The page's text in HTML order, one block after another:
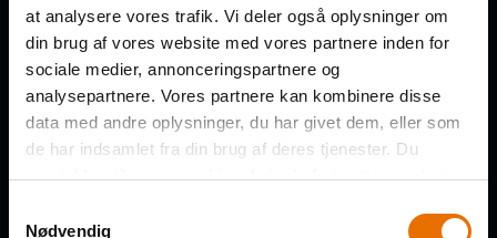
at analysere vores trafik. Vi deler også oplysninger om
din brug af vores website med vores partnere inden for
sociale medier, annonceringspartnere og
analysepartnere. Vores partnere kan kombinere disse
data med andre oplysninger, du har givet dem, eller som
de har indsamlet fra din brug af deres tjenester. Du
samtykker til vores cookies, hvis du fortsætter med at
Nødvendig
FORNAVN
EFTERNAVN